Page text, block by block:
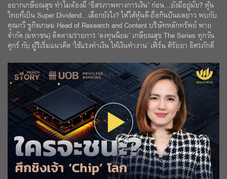
อยากเกษียณสุข ทำไมต้องมี “อิสรภาพทางการเงิน” ก่อน…ยังมีอยู่มั้ย? หุ้น
ไทยที่เป็น Super Dividend…เลือกยังไง? ให้ได้หุ้นดี-ถือกินปันผลยาว พบกับ
คุณกวี ชูกิจเกษม Head of Research and Content บริษัทหลักทรัพย์ พาย
จำกัด (มหาชน) ติดตามรายการ ‘ลงทุนนิยม’ เกษียณสุข The Series ทุกวัน
ศุกร์ กับ ผู้ริเริ่มแนวคิด ‘ใช้แรงทำเงิน ให้เงินทำงาน’ เฟิร์น ศิรัถยา อิศรภักดี